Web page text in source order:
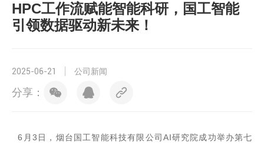
HPC工作流赋能智能科研，国工智能
引领数据驱动新未来！
2025-06-21 公司新闻
分享：
6 月 3 日，烟台国工智能科技有限公司AI研究院成功举办第七